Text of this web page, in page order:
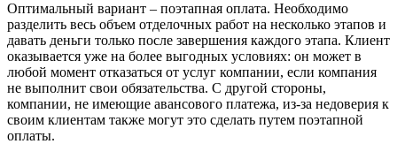
Оптимальный вариант – поэтапная оплата. Необходимо
разделить весь объем отделочных работ на несколько этапов и
давать деньги только после завершения каждого этапа. Клиент
оказывается уже на более выгодных условиях: он может в
любой момент отказаться от услуг компании, если компания
не выполнит свои обязательства. С другой стороны,
компании, не имеющие авансового платежа, из-за недоверия к
своим клиентам также могут это сделать путем поэтапной
оплаты.